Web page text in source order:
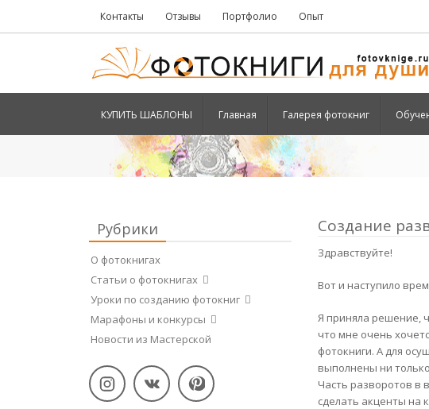
Контакты Отзывы Портфолио Опыт
КУПИТЬ ШАБЛОНЫ Главная Галерея фотокниг
Рубрики
О фотокнигах
Статьи о фотокнигах
Уроки по созданию фотокниг
Марафоны и конкурсы
Новости из Мастерской
Создание
Здравствуйте!
Вот и наступило
Я приняла решение,
что мне очень
фотокниги. А для
выполнены ни
Часть разворотов в
сделать акценты на